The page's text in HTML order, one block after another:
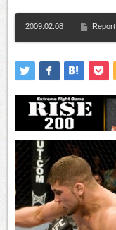
2009.02.08 Report